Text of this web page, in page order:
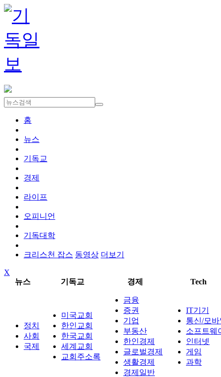
홈
뉴스
기독교
경제
라이프
오피니언
기독대학
크리스천 잡스 동영상 더보기
X
뉴스
기독교 경제 Tech
정치
사회
국제
미국교회
한인교회
한국교회
세계교회
교회주소록
금융
증권
기업
부동산
한인경제
글로벌경제
생활경제
경제일반
IT기기
통신/모
소프트웨
인터넷
게임
과학